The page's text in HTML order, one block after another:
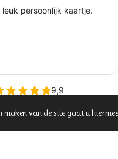
van de site gaat u